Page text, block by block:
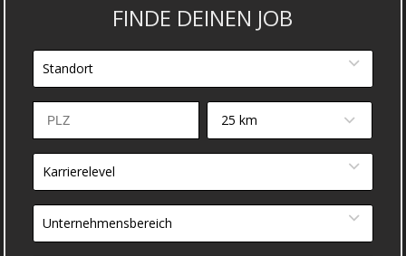
FINDE DEINEN JOB
Standort
25 km
Karrierelevel
Unternehmensbereich